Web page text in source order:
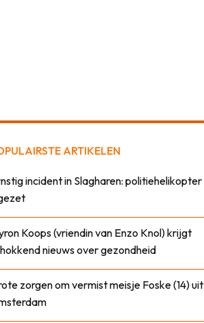
ARTIKELEN
incident in Slagharen: politiehelikopter
Koops (vriendin van Enzo Knol) krijgt
nieuws over gezondheid
zorgen om vermist meisje Foske (14) uit